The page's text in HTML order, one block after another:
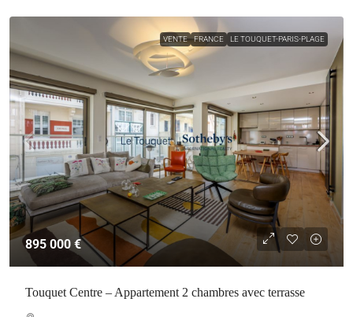
VENTE FRANCE LE TOUQUET-PARIS-PLAGE
895 000 €
Touquet Centre – Appartement 2 chambres avec terrasse